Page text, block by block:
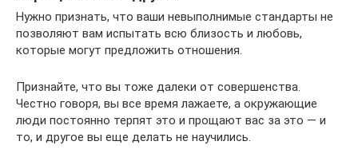
Нужно признать, что ваши невыполнимые стандарты не
позволяют вам испытать всю близость и любовь,
которые могут предложить отношения.
Признайте, что вы тоже далеки от совершенства.
Честно говоря, вы все время лажаете, а окружающие
люди постоянно терпят это и прощают вас за это — и
то, и другое вы еще делать не научились.